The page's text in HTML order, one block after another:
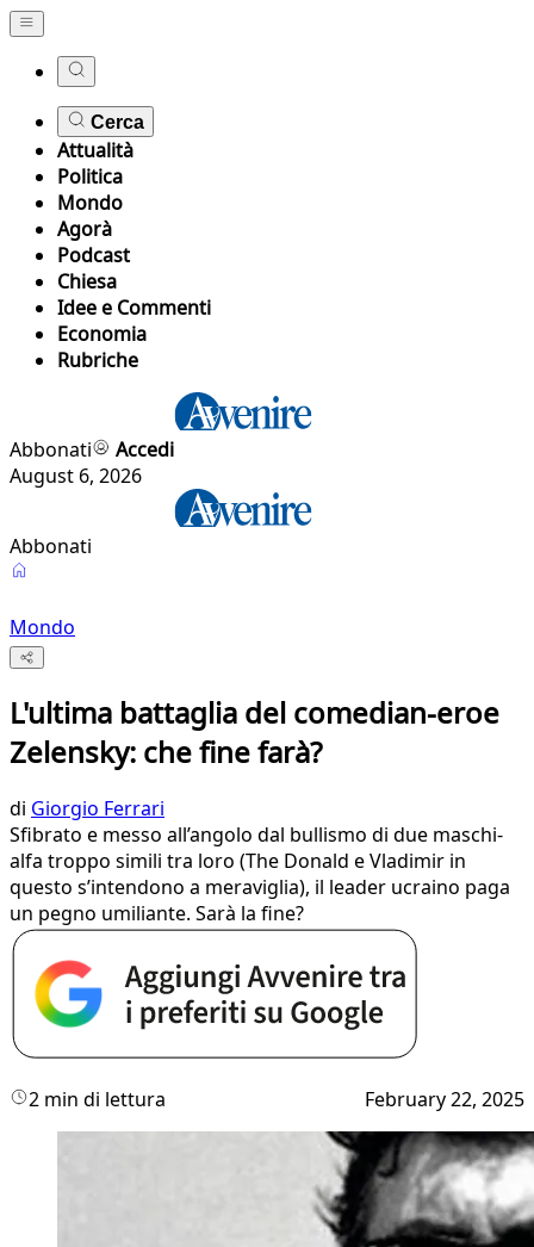
Cerca
Attualità
Politica
Mondo
Agorà
Podcast
Chiesa
Idee e Commenti
Economia
Rubriche
Abbonati
Accedi
August 6, 2026
Abbonati
Mondo
L'ultima battaglia del comedian-eroe
Zelensky: che fine farà?
di Giorgio Ferrari
Sfibrato e messo all’angolo dal bullismo di due maschi-
alfa troppo simili tra loro (The Donald e Vladimir in
questo s’intendono a meraviglia), il leader ucraino paga
un pegno umiliante. Sarà la fine?
2 min di lettura February 22, 2025